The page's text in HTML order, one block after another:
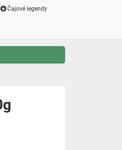
Čajové legendy